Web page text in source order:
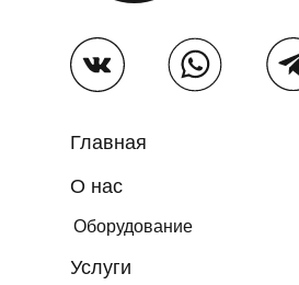
Главная
Услуги
О нас
Оборудование